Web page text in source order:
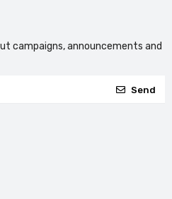
campaigns, announcements and
Send